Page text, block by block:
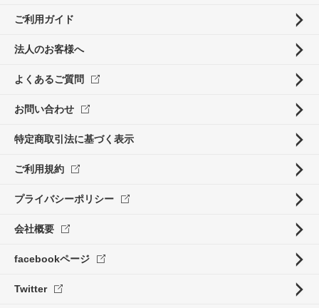
ご利用ガイド
法人のお客様へ
よくあるご質問
お問い合わせ
特定商取引法に基づく表示
ご利用規約
プライバシーポリシー
会社概要
facebookページ
Twitter